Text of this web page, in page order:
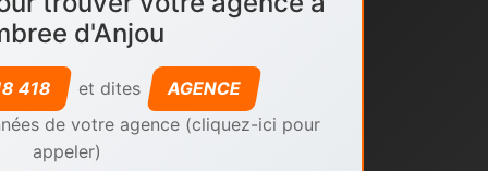
d'Anjou
418 et dites
AGENCE
de votre agence (cliquez-ici pour
appeler)